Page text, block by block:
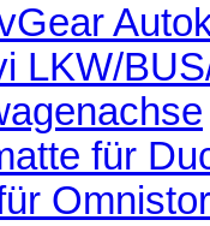
LKW/
für